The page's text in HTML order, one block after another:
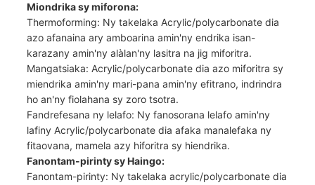
Miondrika sy miforona:
Thermoforming: Ny takelaka Acrylic/polycarbonate dia
azo afanaina ary amboarina amin'ny endrika isan-
karazany amin'ny alàlan'ny lasitra na jig miforitra.
Mangatsiaka: Acrylic/polycarbonate dia azo miforitra sy
miendrika amin'ny mari-pana amin'ny efitrano, indrindra
ho an'ny fiolahana sy zoro tsotra.
Fandrefesana ny lelafo: Ny fanosorana lelafo amin'ny
lafiny Acrylic/polycarbonate dia afaka manalefaka ny
fitaovana, mamela azy hiforitra sy hiendrika.
Fanontam-pirinty sy Haingo:
Fanontam-pirinty: Ny takelaka acrylic/polycarbonate dia